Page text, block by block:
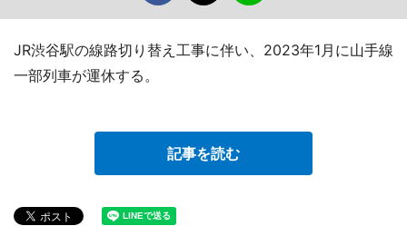
JR渋谷駅の線路切り替え工事に伴い、2023年1月に山手線
一部列車が運休する。
記事を読む